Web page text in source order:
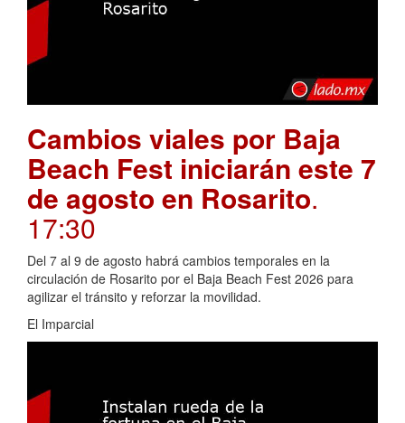
Cambios viales por Baja
Beach Fest iniciarán este 7
de agosto en Rosarito.
17:30
Del 7 al 9 de agosto habrá cambios temporales en la
circulación de Rosarito por el Baja Beach Fest 2026 para
agilizar el tránsito y reforzar la movilidad.
El Imparcial